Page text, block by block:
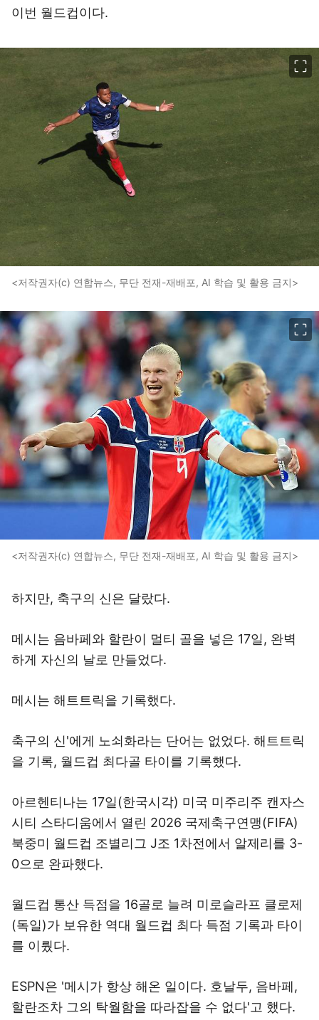
이번 월드컵이다.
<저작권자(c) 연합뉴스, 무단 전재-재배포, AI 학습 및 활용 금지>
<저작권자(c) 연합뉴스, 무단 전재-재배포, AI 학습 및 활용 금지>
하지만, 축구의 신은 달랐다.
메시는 음바페와 할란이 멀티 골을 넣은 17일, 완벽
하게 자신의 날로 만들었다.
메시는 해트트릭을 기록했다.
축구의 신'에게 노쇠화라는 단어는 없었다. 해트트릭
을 기록, 월드컵 최다골 타이를 기록했다.
아르헨티나는 17일(한국시각) 미국 미주리주 캔자스
시티 스타디움에서 열린 2026 국제축구연맹(FIFA)
북중미 월드컵 조별리그 J조 1차전에서 알제리를 3-
0으로 완파했다.
월드컵 통산 득점을 16골로 늘려 미로슬라프 클로제
(독일)가 보유한 역대 월드컵 최다 득점 기록과 타이
를 이뤘다.
ESPN은 '메시가 항상 해온 일이다. 호날두, 음바페,
할란조차 그의 탁월함을 따라잡을 수 없다'고 했다.